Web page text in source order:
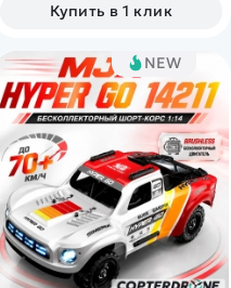
Купить в 1 клик
NEW